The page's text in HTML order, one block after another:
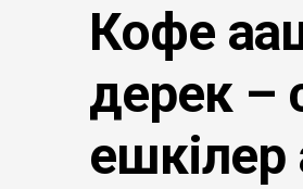
Кофе
дерек –